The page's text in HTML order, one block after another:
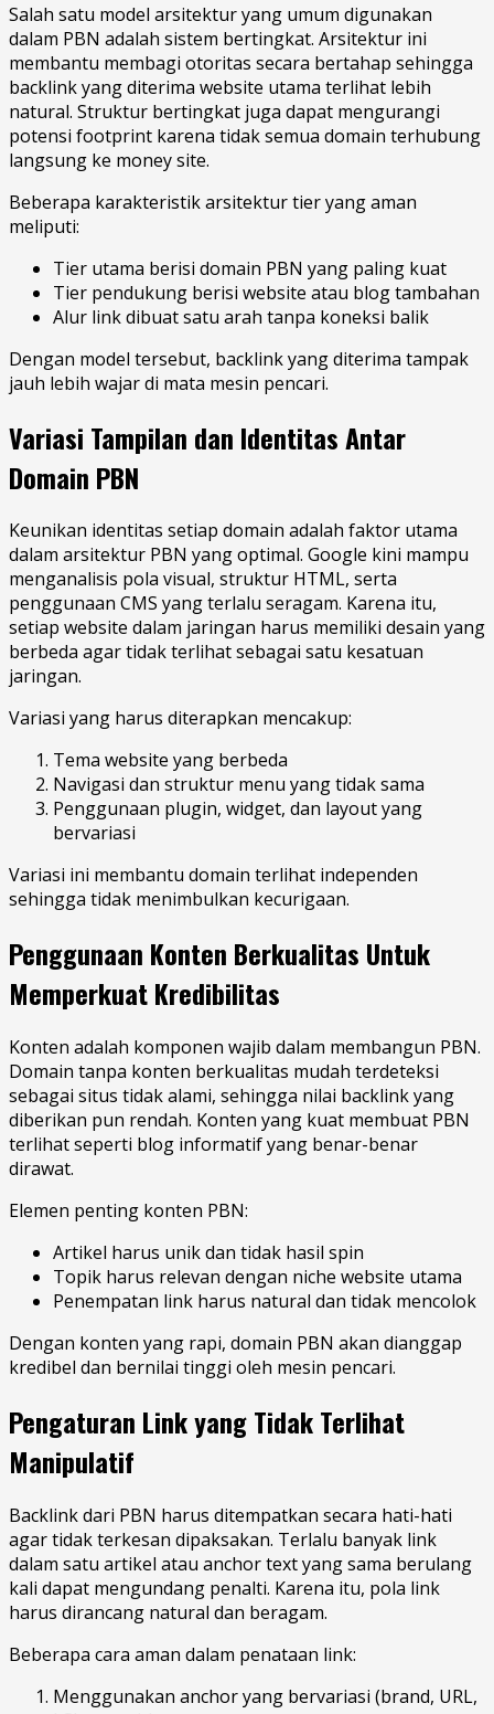
Salah satu model arsitektur yang umum digunakan
dalam PBN adalah sistem bertingkat. Arsitektur ini
membantu membagi otoritas secara bertahap sehingga
backlink yang diterima website utama terlihat lebih
natural. Struktur bertingkat juga dapat mengurangi
potensi footprint karena tidak semua domain terhubung
langsung ke money site.
Beberapa karakteristik arsitektur tier yang aman
meliputi:
Tier utama berisi domain PBN yang paling kuat
Tier pendukung berisi website atau blog tambahan
Alur link dibuat satu arah tanpa koneksi balik
Dengan model tersebut, backlink yang diterima tampak
jauh lebih wajar di mata mesin pencari.
Variasi Tampilan dan Identitas Antar
Domain PBN
Keunikan identitas setiap domain adalah faktor utama
dalam arsitektur PBN yang optimal. Google kini mampu
menganalisis pola visual, struktur HTML, serta
penggunaan CMS yang terlalu seragam. Karena itu,
setiap website dalam jaringan harus memiliki desain yang
berbeda agar tidak terlihat sebagai satu kesatuan
jaringan.
Variasi yang harus diterapkan mencakup:
Tema website yang berbeda
Navigasi dan struktur menu yang tidak sama
Penggunaan plugin, widget, dan layout yang
bervariasi
Variasi ini membantu domain terlihat independen
sehingga tidak menimbulkan kecurigaan.
Penggunaan Konten Berkualitas Untuk
Memperkuat Kredibilitas
Konten adalah komponen wajib dalam membangun PBN.
Domain tanpa konten berkualitas mudah terdeteksi
sebagai situs tidak alami, sehingga nilai backlink yang
diberikan pun rendah. Konten yang kuat membuat PBN
terlihat seperti blog informatif yang benar-benar
dirawat.
Elemen penting konten PBN:
Artikel harus unik dan tidak hasil spin
Topik harus relevan dengan niche website utama
Penempatan link harus natural dan tidak mencolok
Dengan konten yang rapi, domain PBN akan dianggap
kredibel dan bernilai tinggi oleh mesin pencari.
Pengaturan Link yang Tidak Terlihat
Manipulatif
Backlink dari PBN harus ditempatkan secara hati-hati
agar tidak terkesan dipaksakan. Terlalu banyak link
dalam satu artikel atau anchor text yang sama berulang
kali dapat mengundang penalti. Karena itu, pola link
harus dirancang natural dan beragam.
Beberapa cara aman dalam penataan link:
Menggunakan anchor yang bervariasi (brand, URL,